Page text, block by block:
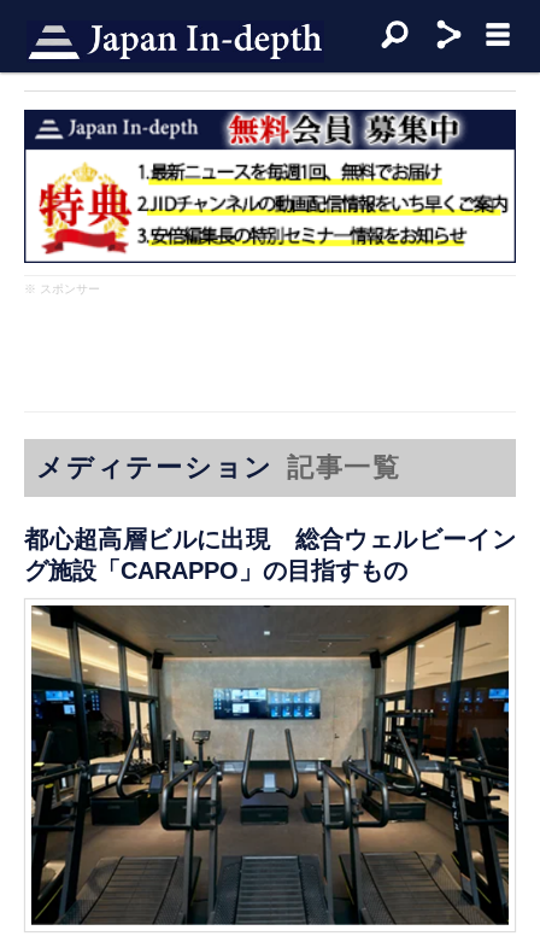
※ スポンサー
メディテーション 記事一覧
都心超高層ビルに出現 総合ウェルビーイン
グ施設「CARAPPO」の目指すもの